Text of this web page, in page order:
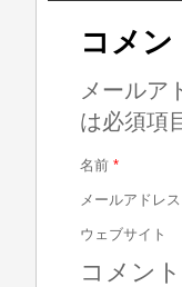
コメ
メールア
は必須項
名前 *
メールアドレス
ウェブサイト
コメント